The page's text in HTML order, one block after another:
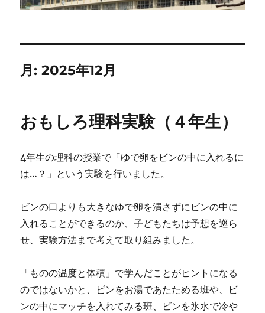
月:2025年12月
おもしろ理科実験（４年生）
4年生の理科の授業で「ゆで卵をビンの中に入れるに
は…？」という実験を行いました。
ビンの口よりも大きなゆで卵を潰さずにビンの中に
入れることができるのか、子どもたちは予想を巡ら
せ、実験方法まで考えて取り組みました。
「ものの温度と体積」で学んだことがヒントになる
のではないかと、ビンをお湯であたためる班や、ビ
ンの中にマッチを入れてみる班、ビンを氷水で冷や